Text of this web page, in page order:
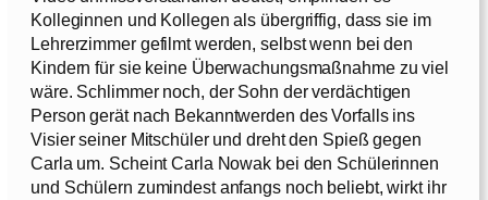
Kolleginnen und Kollegen als übergriffig, dass sie im
Lehrerzimmer gefilmt werden, selbst wenn bei den
Kindern für sie keine Überwachungsmaßnahme zu viel
wäre. Schlimmer noch, der Sohn der verdächtigen
Person gerät nach Bekanntwerden des Vorfalls ins
Visier seiner Mitschüler und dreht den Spieß gegen
Carla um. Scheint Carla Nowak bei den Schülerinnen
und Schülern zumindest anfangs noch beliebt, wirkt ihr